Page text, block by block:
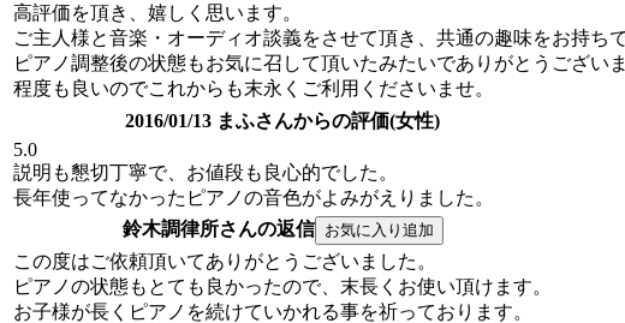
高評価を頂き、嬉しく思います。
ご主人様と音楽・オーディオ談義をさせて頂き、共通の趣味をお持ち
ピアノ調整後の状態もお気に召して頂いたみたいでありがとうございま
程度も良いのでこれからも末永くご利用くださいませ。
2016/01/13 まふさんからの評価(女性)
5.0
説明も懇切丁寧で、お値段も良心的でした。
長年使ってなかったピアノの音色がよみがえりました。
鈴木調律所さんの返信
この度はご依頼頂いてありがとうございました。
ピアノの状態もとても良かったので、末長くお使い頂けます。
お子様が長くピアノを続けていかれる事を祈っております。